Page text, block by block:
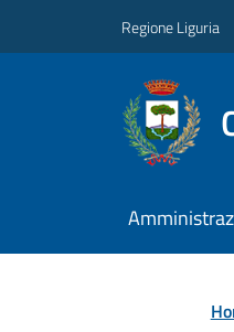
Regione Liguria